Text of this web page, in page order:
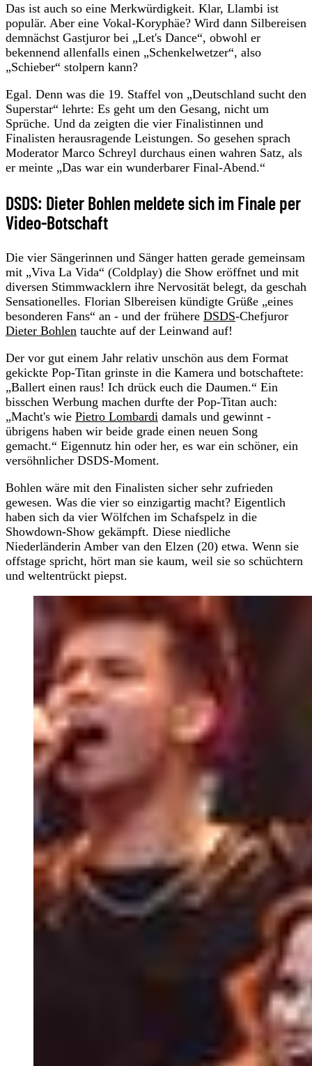
Das ist auch so eine Merkwürdigkeit. Klar, Llambi ist
populär. Aber eine Vokal-Koryphäe? Wird dann Silbereisen
demnächst Gastjuror bei „Let's Dance“, obwohl er
bekennend allenfalls einen „Schenkelwetzer“, also
„Schieber“ stolpern kann?
Egal. Denn was die 19. Staffel von „Deutschland sucht den
Superstar“ lehrte: Es geht um den Gesang, nicht um
Sprüche. Und da zeigten die vier Finalistinnen und
Finalisten herausragende Leistungen. So gesehen sprach
Moderator Marco Schreyl durchaus einen wahren Satz, als
er meinte „Das war ein wunderbarer Final-Abend.“
DSDS: Dieter Bohlen meldete sich im Finale per
Video-Botschaft
Die vier Sängerinnen und Sänger hatten gerade gemeinsam
mit „Viva La Vida“ (Coldplay) die Show eröffnet und mit
diversen Stimmwacklern ihre Nervosität belegt, da geschah
Sensationelles. Florian Slbereisen kündigte Grüße „eines
besonderen Fans“ an - und der frühere DSDS-Chefjuror
Dieter Bohlen tauchte auf der Leinwand auf!
Der vor gut einem Jahr relativ unschön aus dem Format
gekickte Pop-Titan grinste in die Kamera und botschaftete:
„Ballert einen raus! Ich drück euch die Daumen.“ Ein
bisschen Werbung machen durfte der Pop-Titan auch:
„Macht's wie Pietro Lombardi damals und gewinnt -
übrigens haben wir beide grade einen neuen Song
gemacht.“ Eigennutz hin oder her, es war ein schöner, ein
versöhnlicher DSDS-Moment.
Bohlen wäre mit den Finalisten sicher sehr zufrieden
gewesen. Was die vier so einzigartig macht? Eigentlich
haben sich da vier Wölfchen im Schafspelz in die
Showdown-Show gekämpft. Diese niedliche
Niederländerin Amber van den Elzen (20) etwa. Wenn sie
offstage spricht, hört man sie kaum, weil sie so schüchtern
und weltentrückt piepst.